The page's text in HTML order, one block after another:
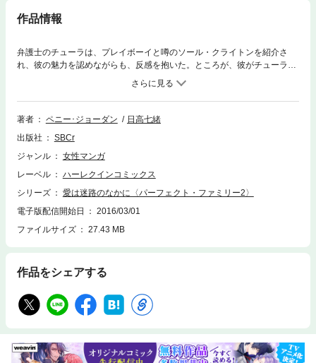
作品情報
弁護士のチューラは、プレイボーイと噂のソール・クライトンを紹介さ
れ、彼の魅力を認めながらも、反感を抱いた。ところが、彼がチューラの
上司になることに！しかもソールに熱をあげている一族の娘を諦めさせる
ために、恋人のフリをすることになってしまう。屋敷で行われる仮面舞踏
会にパートナーとして参加した二人は…!?
著者
ペニー･ジョーダン
日高七緒
出版社
SBCr
ジャンル
女性マンガ
レーベル
ハーレクインコミックス
シリーズ
愛は迷路のなかに〈パーフェクト・ファミリー2〉
電子版配信開始日
2016/03/01
ファイルサイズ
27.43 MB
作品をシェアする